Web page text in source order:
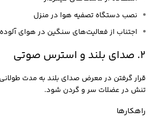
نصب دستگاه تصفیه هوا در منزل
اجتناب از فعالیت‌های سنگین در هوای آلوده
2. صدای بلند و استرس صوتی
قرار گرفتن در معرض صدای بلند به مدت
تنش در عضلات سر و گردن شود.
راهکارها